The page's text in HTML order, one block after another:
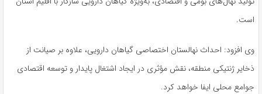
است.
وی افزود: احداث نهالستان اختصاصی گیاهان دارویی، علاوه بر صیانت از
ذخایر ژنتیکی منطقه، نقش مؤثری در ایجاد اشتغال پایدار و توسعه اقتصادی
جوامع محلی ایفا خواهد کرد.